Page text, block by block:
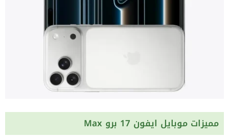
مميزات موبايل ايفون 17 برو Max